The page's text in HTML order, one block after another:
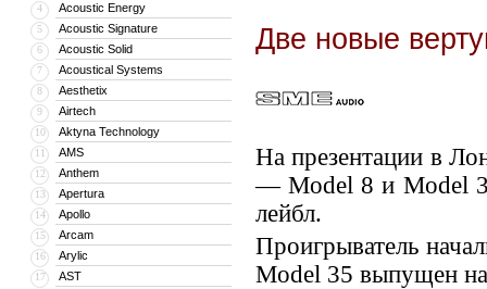
4 Acoustic Energy
5 Acoustic Signature
6 Acoustic Solid
7 Acoustical Systems
8 Aesthetix
9 Airtech
10 Aktyna Technology
11 AMS
12 Anthem
13 Apertura
14 Apollo
15 Arcam
16 Arylic
17 AST
Две новые
На презентации в
— Model 8 и Model
лейбл.
Проигрыватель
Model 35 выпущен